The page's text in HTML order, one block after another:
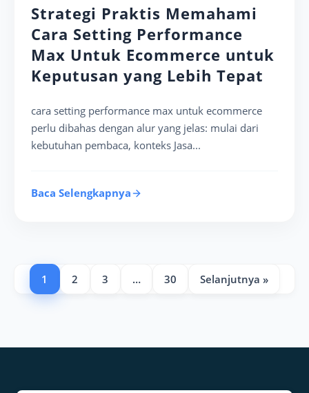
Strategi Praktis Memahami
Cara Setting Performance
Max Untuk Ecommerce untuk
Keputusan yang Lebih Tepat
cara setting performance max untuk ecommerce
perlu dibahas dengan alur yang jelas: mulai dari
kebutuhan pembaca, konteks Jasa...
Baca Selengkapnya
1 2 3 … 30 Selanjutnya »